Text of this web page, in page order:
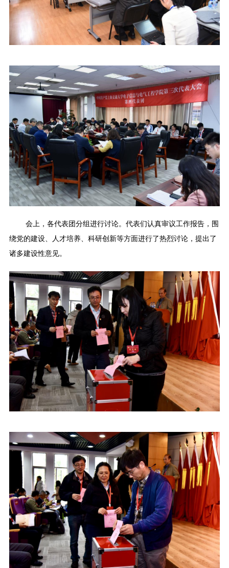
会上，各代表团分组进行讨论。代表们认真审议工作报告，围
绕党的建设、人才培养、科研创新等方面进行了热烈讨论，提出了
诸多建设性意见。